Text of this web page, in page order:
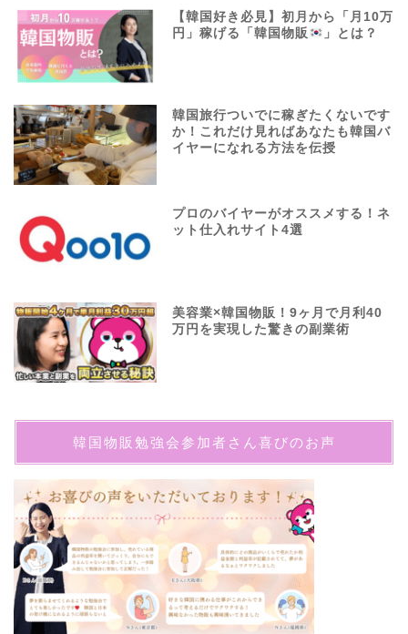
【韓国好き必見】初月から「月10万
円」稼げる「韓国物販
」とは？
韓国旅行ついでに稼ぎたくないです
か！これだけ見ればあなたも韓国バ
イヤーになれる方法を伝授
プロのバイヤーがオススメする！ネ
ット仕入れサイト4選
美容業×韓国物販！9ヶ月で月利40
万円を実現した驚きの副業術
韓国物販勉強会参加者さん喜びのお声